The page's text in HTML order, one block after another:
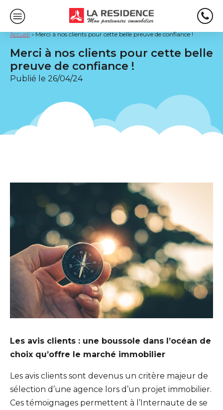
Accueil»Merci à nos clients pour cette belle preuve de confiance !
Merci à nos clients pour cette belle
preuve de confiance !
Publié le 26/04/24
Les avis clients : une boussole dans l’océan de
choix qu’offre le marché immobilier
Les avis clients sont devenus un critère majeur de
sélection d’une agence lors d’un projet immobilier.
Ces témoignages permettent à l’Internaute de se